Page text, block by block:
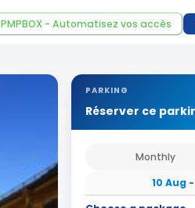
PMPBOX - Automatisez vos accès
PARKING
Réserver ce
Monthly
10 Aug